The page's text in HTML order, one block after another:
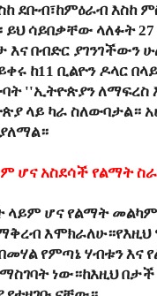
ደቡብ፣ከምዕራብ እስከ
ይህ ሳይበቃቸው ላለፉት
እና በብድር ያገንገችውን
ከ11 ቢልዮን ዶላር
''ኢትዮጵያን ለማፍረስ
ላይ ካራ ስለውባታል።
ሆና አስደሳች የልማት
ላይም ሆና የልማት
እሞክራለሁ።የእዚህ
የምጣኔ ሃብቱን እና
ነው።ከእዚህ